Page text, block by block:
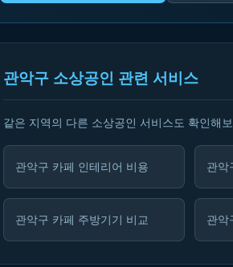
관악구 소상공인 관련 서비스
같은 지역의 다른 소상공인 서비스도 확인해보
관악구 카페 인테리어 비용 관악
관악구 카페 주방기기 비교 관악